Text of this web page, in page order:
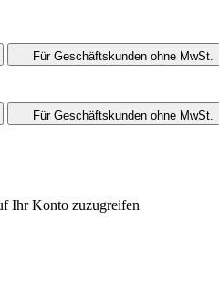
Für Geschäftskunden ohne MwSt.
Für Geschäftskunden ohne MwSt.
Ihr Konto zuzugreifen